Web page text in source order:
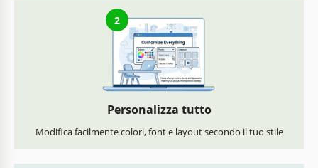
2
Personalizza tutto
Modifica facilmente colori, font e layout secondo il tuo stile